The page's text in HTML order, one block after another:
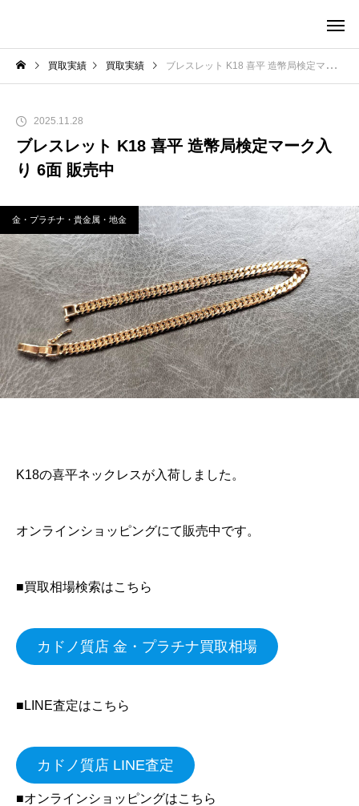
買取実績 買取実績 ブレスレット K18 喜平 造幣局検定マーク入り 6面 販売中
2025.11.28
ブレスレット K18 喜平 造幣局検定マーク入
り 6面 販売中
金・プラチナ・貴金属・地金
K18の喜平ネックレスが入荷しました。
オンラインショッピングにて販売中です。
■買取相場検索はこちら
カドノ質店 金・プラチナ買取相場
■LINE査定はこちら
カドノ質店 LINE査定
■オンラインショッピングはこちら